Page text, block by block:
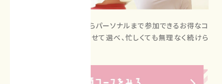
ポイント制でグループからパーソナルまで参加できるお得なコ
ース。頻度や内容に合わせて選べ、忙しくても無理なく続けら